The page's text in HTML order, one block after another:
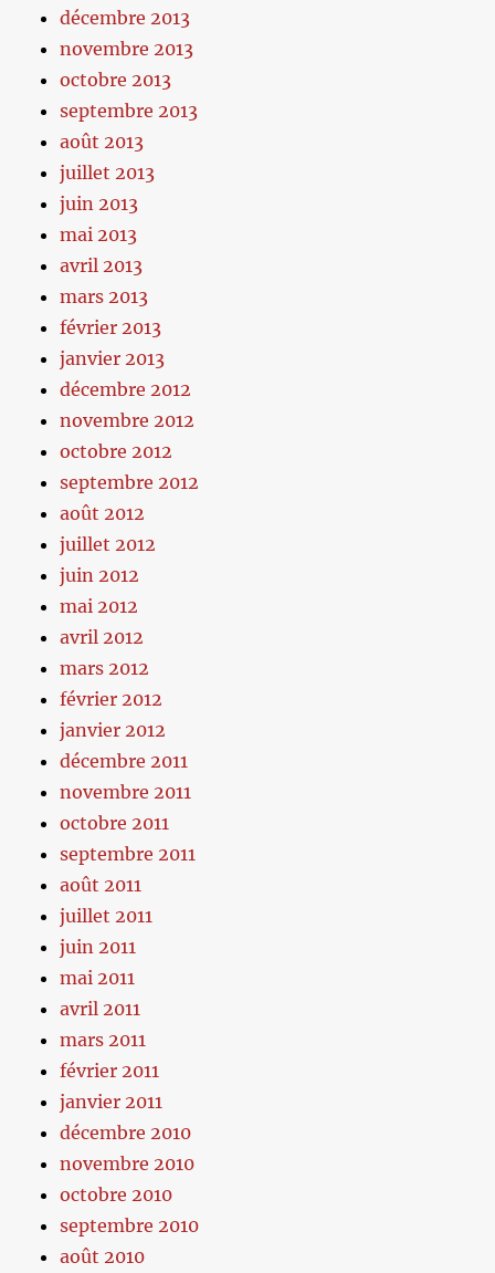
décembre 2013
novembre 2013
octobre 2013
septembre 2013
août 2013
juillet 2013
juin 2013
mai 2013
avril 2013
mars 2013
février 2013
janvier 2013
décembre 2012
novembre 2012
octobre 2012
septembre 2012
août 2012
juillet 2012
juin 2012
mai 2012
avril 2012
mars 2012
février 2012
janvier 2012
décembre 2011
novembre 2011
octobre 2011
septembre 2011
août 2011
juillet 2011
juin 2011
mai 2011
avril 2011
mars 2011
février 2011
janvier 2011
décembre 2010
novembre 2010
octobre 2010
septembre 2010
août 2010